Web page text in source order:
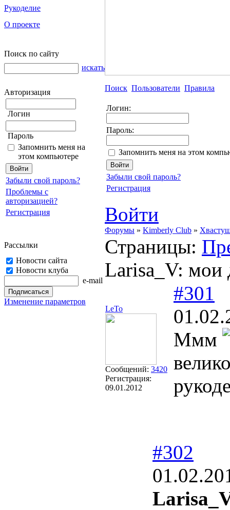
Рукоделие
О проекте
Поиск по сайту
искать
Авторизация
Логин
Пароль
Запомнить меня на
этом компьютере
Забыли свой пароль?
Проблемы с
авторизацией?
Регистрация
Рассылки
Новости сайта
Новости клуба
e-mail
Изменение параметров
Поиск Пользователи Правила
Логин:
Пароль:
Запомнить меня на этом
Забыли свой пароль?
Регистрация
Войти
Форумы » Kimberly Club »
Страницы:
Larisa_V: мои
LeTo
Сообщений: 3420
Регистрация:
09.01.2012
#301
Ммм
#302